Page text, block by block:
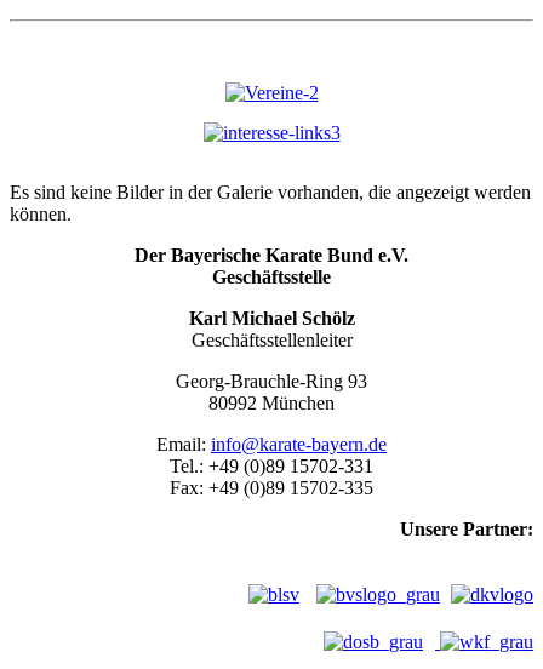
Es sind keine Bilder in der Galerie vorhanden, die angezeigt werden
können.
Der Bayerische Karate Bund e.V.
Geschäftsstelle
Karl Michael Schölz
Geschäftsstellenleiter
Georg-Brauchle-Ring 93
80992 München
Email: info@karate-bayern.de
Tel.: +49 (0)89 15702-331
Fax: +49 (0)89 15702-335
Unsere Partner: